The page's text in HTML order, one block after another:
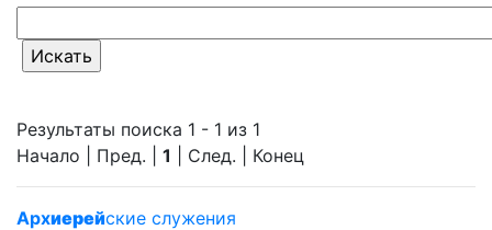
Результаты поиска 1 - 1 из 1
Начало | Пред. | 1 | След. | Конец
Архиерейские служения